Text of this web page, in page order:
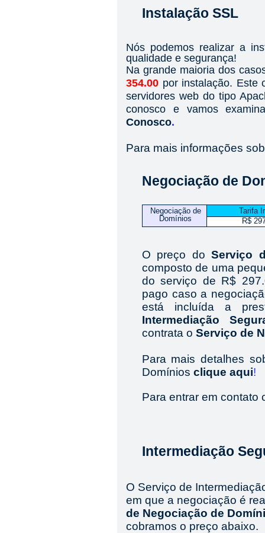
Instalação SSL
Nós podemos realizar a
qualidade e segurança!
Na grande maioria dos
354.00 por instalação. Este
servidores web do tipo
conosco e vamos
Conosco.
Para mais informações
Negociação de
Negociação de
Domínios
Tarifa
R$
O preço doServiço
composto de uma
do serviço de R$
pago caso a
está incluída a
Intermediação
contrata o Serviço de
Para mais detalhes
Domínios clique aqui!
Para entrar em
Intermediação
O Serviço de
em que a negociação é
de Negociação de
cobramos o preço abaixo.